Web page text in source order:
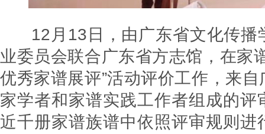
12月13日，由广东省文化传播
业委员会联合广东省方志馆，在家
优秀家谱展评”活动评价工作，来
家学者和家谱实践工作者组成的评
近千册家谱族谱中依照评审规则进